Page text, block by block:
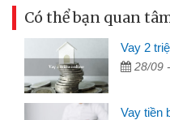
Có thể bạn quan
Vay 2
28/09
Vay tiền